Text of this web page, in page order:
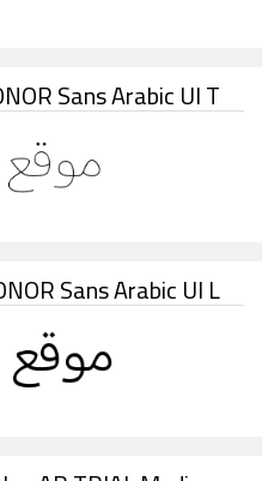
Sans Arabic UI T
Sans Arabic UI L